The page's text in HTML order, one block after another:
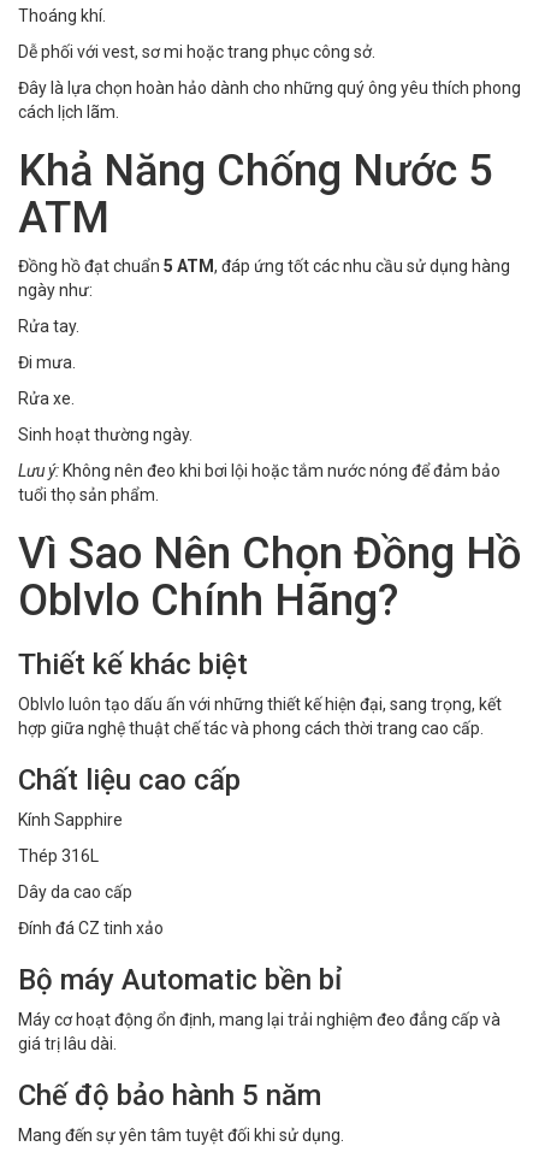
Thoáng khí.
Dễ phối với vest, sơ mi hoặc trang phục công sở.
Đây là lựa chọn hoàn hảo dành cho những quý ông yêu thích phong
cách lịch lãm.
Khả Năng Chống Nước 5
ATM
Đồng hồ đạt chuẩn 5 ATM, đáp ứng tốt các nhu cầu sử dụng hàng
ngày như:
Rửa tay.
Đi mưa.
Rửa xe.
Sinh hoạt thường ngày.
Lưu ý: Không nên đeo khi bơi lội hoặc tắm nước nóng để đảm bảo
tuổi thọ sản phẩm.
Vì Sao Nên Chọn Đồng Hồ
Oblvlo Chính Hãng?
Thiết kế khác biệt
Oblvlo luôn tạo dấu ấn với những thiết kế hiện đại, sang trọng, kết
hợp giữa nghệ thuật chế tác và phong cách thời trang cao cấp.
Chất liệu cao cấp
Kính Sapphire
Thép 316L
Dây da cao cấp
Đính đá CZ tinh xảo
Bộ máy Automatic bền bỉ
Máy cơ hoạt động ổn định, mang lại trải nghiệm đeo đẳng cấp và
giá trị lâu dài.
Chế độ bảo hành 5 năm
Mang đến sự yên tâm tuyệt đối khi sử dụng.